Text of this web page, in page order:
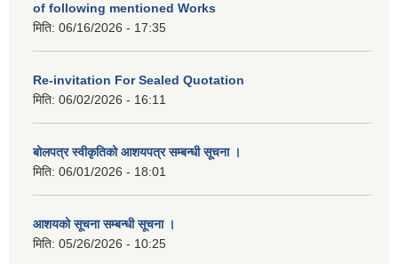
of following mentioned Works
मिति: 06/16/2026 - 17:35
Re-invitation For Sealed Quotation
मिति: 06/02/2026 - 16:11
बोलपत्र स्वीकृतिको आशयपत्र सम्बन्धी सूचना ।
मिति: 06/01/2026 - 18:01
आशयको सूचना सम्बन्धी सूचना ।
मिति: 05/26/2026 - 10:25